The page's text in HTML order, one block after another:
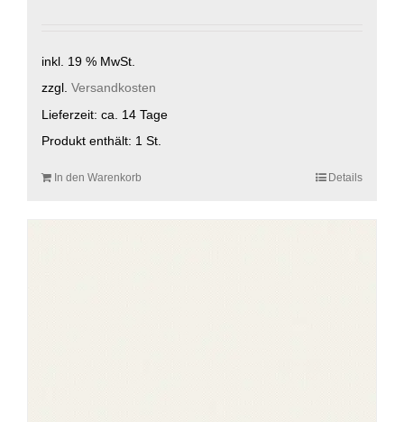
inkl. 19 % MwSt.
zzgl. Versandkosten
Lieferzeit: ca. 14 Tage
Produkt enthält: 1 St.
In den Warenkorb Details